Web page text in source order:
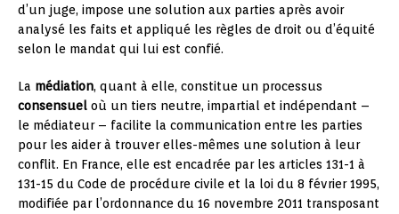
d’un juge, impose une solution aux parties après avoir
analysé les faits et appliqué les règles de droit ou d’équité
selon le mandat qui lui est confié.
La médiation, quant à elle, constitue un processus
consensuel où un tiers neutre, impartial et indépendant –
le médiateur – facilite la communication entre les parties
pour les aider à trouver elles-mêmes une solution à leur
conflit. En France, elle est encadrée par les articles 131-1 à
131-15 du Code de procédure civile et la loi du 8 février 1995,
modifiée par l’ordonnance du 16 novembre 2011 transposant